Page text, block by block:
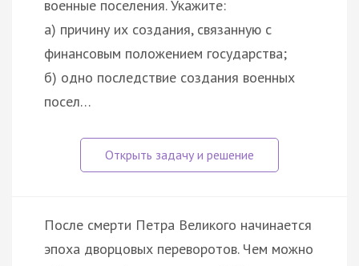
военные поселения. Укажите:
а) причину их создания, связанную с
финансовым положением государства;
б) одно последствие создания военных
посел…
После смерти Петра Великого начинается
эпоха дворцовых переворотов. Чем можно